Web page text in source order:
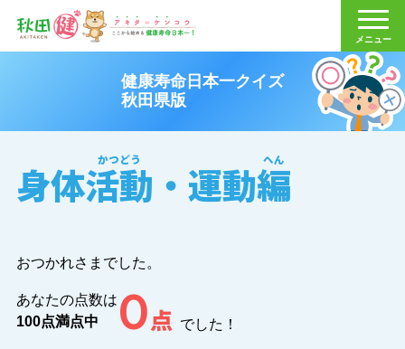
メニュー
健康寿命日本一クイズ
秋田県版
身体活動 ・運動編
おつかれさまでした。
あなたの点数は
100点満点中
0点 でした！